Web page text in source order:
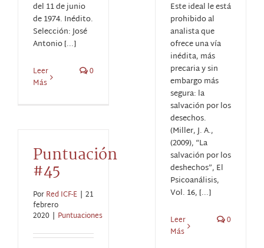
del 11 de junio
de 1974. Inédito.
Selección: José
Antonio [...]
Leer
Más
0
Este ideal le está
prohibido al
analista que
ofrece una vía
inédita, más
precaria y sin
embargo más
segura: la
salvación por los
desechos.
(Miller, J. A.,
(2009), “La
salvación por los
deshechos”, El
Psicoanálisis,
Vol. 16, [...]
Leer
Más
0
Puntuación
#45
PorRed ICF-E | 21
febrero
2020 | Puntuaciones